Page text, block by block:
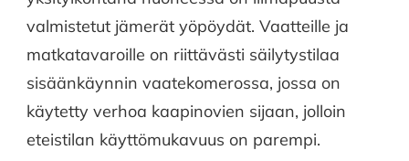
valmistetut jämerät yöpöydät. Vaatteille ja
matkatavaroille on riittävästi säilytystilaa
sisäänkäynnin vaatekomerossa, jossa on
käytetty verhoa kaapinovien sijaan, jolloin
eteistilan käyttömukavuus on parempi.